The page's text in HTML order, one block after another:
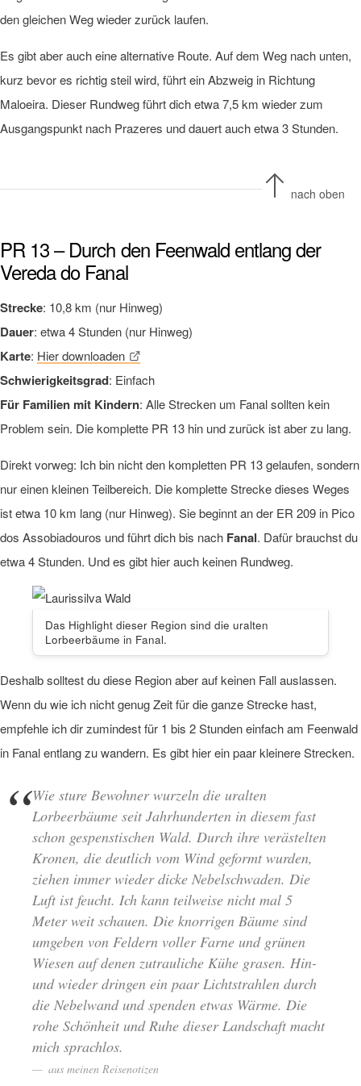
den gleichen Weg wieder zurück laufen.
Es gibt aber auch eine alternative Route. Auf dem Weg nach unten,
kurz bevor es richtig steil wird, führt ein Abzweig in Richtung
Maloeira. Dieser Rundweg führt dich etwa 7,5 km wieder zum
Ausgangspunkt nach Prazeres und dauert auch etwa 3 Stunden.
nach oben
PR 13 – Durch den Feenwald entlang der
Vereda do Fanal
Strecke: 10,8 km (nur Hinweg)
Dauer: etwa 4 Stunden (nur Hinweg)
Karte: Hier downloaden
Schwierigkeitsgrad: Einfach
Für Familien mit Kindern: Alle Strecken um Fanal sollten kein
Problem sein. Die komplette PR 13 hin und zurück ist aber zu lang.
Direkt vorweg: Ich bin nicht den kompletten PR 13 gelaufen, sondern
nur einen kleinen Teilbereich. Die komplette Strecke dieses Weges
ist etwa 10 km lang (nur Hinweg). Sie beginnt an der ER 209 in Pico
dos Assobiadouros und führt dich bis nach Fanal. Dafür brauchst du
etwa 4 Stunden. Und es gibt hier auch keinen Rundweg.
Das Highlight dieser Region sind die uralten
Lorbeerbäume in Fanal.
Deshalb solltest du diese Region aber auf keinen Fall auslassen.
Wenn du wie ich nicht genug Zeit für die ganze Strecke hast,
empfehle ich dir zumindest für 1 bis 2 Stunden einfach am Feenwald
in Fanal entlang zu wandern. Es gibt hier ein paar kleinere Strecken.
Wie sture Bewohner wurzeln die uralten
Lorbeerbäume seit Jahrhunderten in diesem fast
schon gespenstischen Wald. Durch ihre verästelten
Kronen, die deutlich vom Wind geformt wurden,
ziehen immer wieder dicke Nebelschwaden. Die
Luft ist feucht. Ich kann teilweise nicht mal 5
Meter weit schauen. Die knorrigen Bäume sind
umgeben von Feldern voller Farne und grünen
Wiesen auf denen zutrauliche Kühe grasen. Hin-
und wieder dringen ein paar Lichtstrahlen durch
die Nebelwand und spenden etwas Wärme. Die
rohe Schönheit und Ruhe dieser Landschaft macht
mich sprachlos.
aus meinen Reisenotizen